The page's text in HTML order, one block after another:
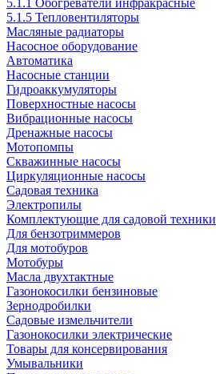
5.1.1 Обогреватели инфракрасные
5.1.5 Тепловентиляторы
Масляные радиаторы
Насосное оборудование
Автоматика
Насосные станции
Гидроаккумуляторы
Поверхностные насосы
Вибрационные насосы
Дренажные насосы
Мотопомпы
Скважинные насосы
Циркуляционные насосы
Садовая техника
Электропилы
Комплектующие для садовой техники
Для бензотриммеров
Для мотобуров
Мотобуры
Масла двухтактные
Газонокосилки бензиновые
Зернодробилки
Садовые измельчители
Газонокосилки электрические
Товары для консервирования
Умывальники